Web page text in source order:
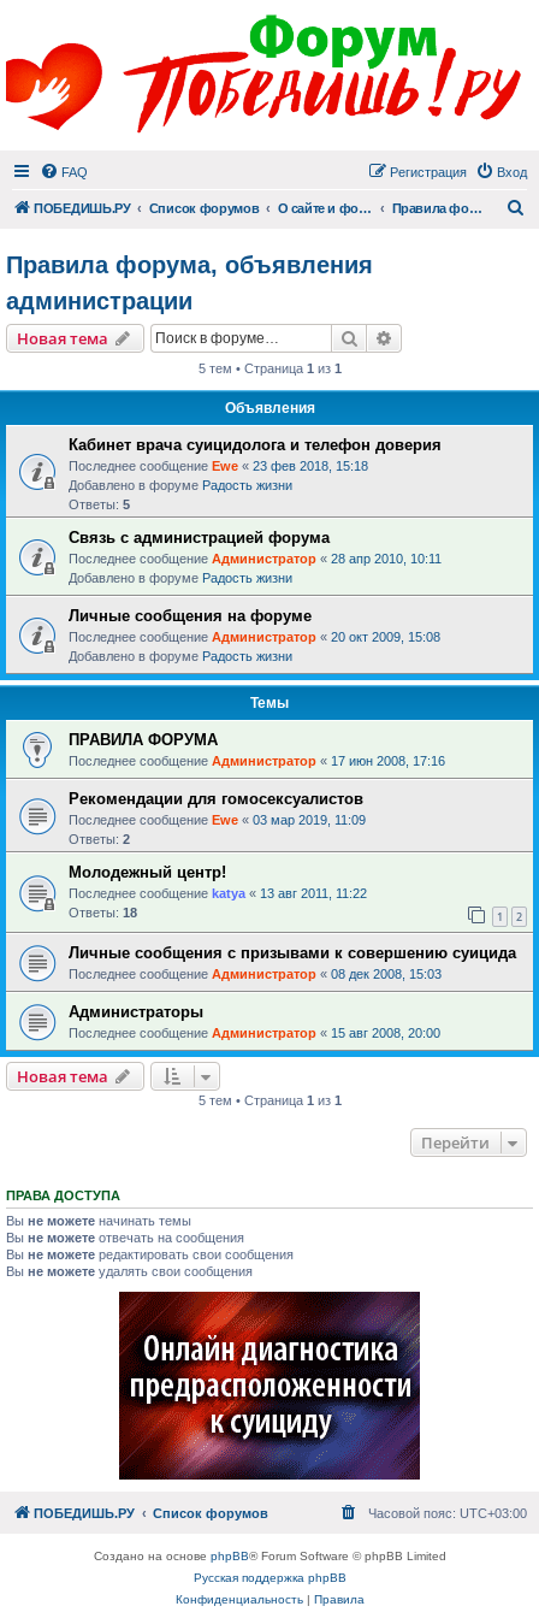
FAQ Вход
Регистрация
ПОБЕДИШЬ.РУ Список форумов О сайте и форуме Правила форума, объявления администрации
Правила форума, объявления
администрации
Новая тема Поиск
5 тем • Страница 1 из 1
Объявления
Кабинет врача суицидолога и телефон доверия
Последнее сообщение Ewe « 23 фев 2018, 15:18
Добавлено в форуме Радость жизни
Ответы: 5
Связь с администрацией форума
Последнее сообщение Администратор « 28 апр 2010, 10:11
Добавлено в форуме Радость жизни
Личные сообщения на форуме
Последнее сообщение Администратор « 20 окт 2009, 15:08
Добавлено в форуме Радость жизни
Темы
ПРАВИЛА ФОРУМА
Последнее сообщение Администратор « 17 июн 2008, 17:16
Рекомендации для гомосексуалистов
Последнее сообщение Ewe « 03 мар 2019, 11:09
Ответы: 2
Молодежный центр!
Последнее сообщение katya « 13 авг 2011, 11:22
Ответы: 18 1 2
Личные сообщения с призывами к совершению суицида
Последнее сообщение Администратор « 08 дек 2008, 15:03
Администраторы
Последнее сообщение Администратор « 15 авг 2008, 20:00
Новая тема
5 тем • Страница 1 из 1
Перейти
ПРАВА ДОСТУПА
Вы не можете начинать темы
Вы не можете отвечать на сообщения
Вы не можете редактировать свои сообщения
Вы не можете удалять свои сообщения
ПОБЕДИШЬ.РУ Список форумов Часовой пояс: UTC+03:00
Создано на основе phpBB® Forum Software © phpBB Limited
Русская поддержка phpBB
Конфиденциальность| Правила